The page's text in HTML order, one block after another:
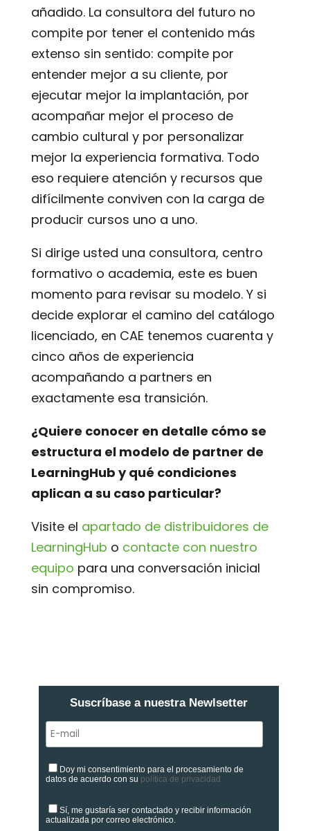
añadido. La consultora del futuro no
compite por tener el contenido más
extenso sin sentido: compite por
entender mejor a su cliente, por
ejecutar mejor la implantación, por
acompañar mejor el proceso de
cambio cultural y por personalizar
mejor la experiencia formativa. Todo
eso requiere atención y recursos que
difícilmente conviven con la carga de
producir cursos uno a uno.
Si dirige usted una consultora, centro
formativo o academia, este es buen
momento para revisar su modelo. Y si
decide explorar el camino del catálogo
licenciado, en CAE tenemos cuarenta y
cinco años de experiencia
acompañando a partners en
exactamente esa transición.
¿Quiere conocer en detalle cómo se
estructura el modelo de partner de
LearningHub y qué condiciones
aplican a su caso particular?
Visite el apartado de distribuidores de
LearningHub o contacte con nuestro
equipo para una conversación inicial
sin compromiso.
Suscríbase a nuestra Newlsetter
Doy mi consentimiento para el procesamiento de
datos de acuerdo con su política de privacidad
Sí, me gustaría ser contactado y recibir información
actualizada por correo electrónico.